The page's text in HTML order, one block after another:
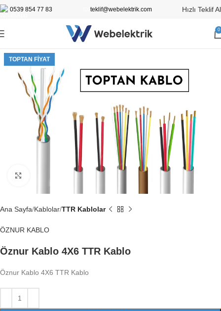
0539 854 77 83 teklif@webelektrik.com Hızlı Teklif Al
0
TOPTAN FIYAT
Ana Sayfa Kablolar TTR Kablolar
ÖZNUR KABLO
Öznur Kablo 4X6 TTR Kablo
Öznur Kablo 4X6 TTR Kablo